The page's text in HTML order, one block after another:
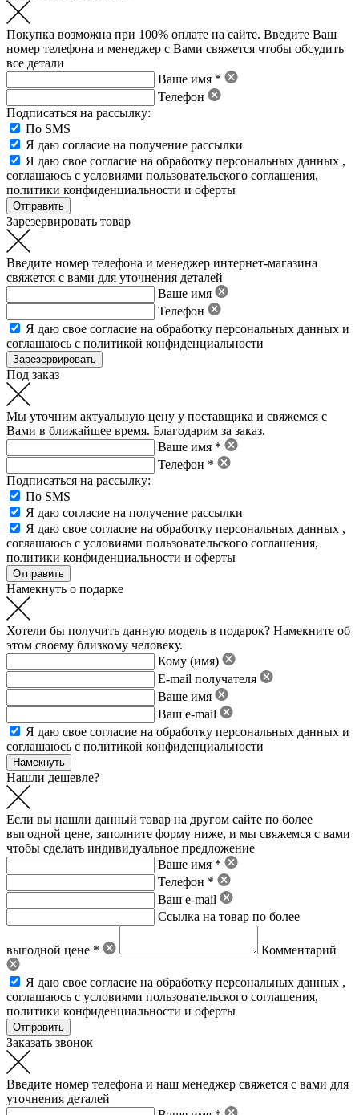
Покупка возможна при 100% оплате на сайте. Введите Ваш
номер телефона и менеджер с Вами свяжется чтобы обсудить
все детали
Ваше имя *
Телефон
Подписаться на рассылку:
По SMS
Я даю согласие на получение рассылки
Я даю свое согласие на обработку персональных данных ,
соглашаюсь с условиями пользовательского соглашения,
политики конфиденциальности и оферты
Зарезервировать товар
Введите номер телефона и менеджер интернет-магазина
свяжется с вами для уточнения деталей
Ваше имя
Телефон
Я даю свое согласие на обработку персональных данных и
соглашаюсь с политикой конфиденциальности
Под заказ
Мы уточним актуальную цену у поставщика и свяжемся с
Вами в ближайшее время. Благодарим за заказ.
Ваше имя *
Телефон *
Подписаться на рассылку:
По SMS
Я даю согласие на получение рассылки
Я даю свое согласие на обработку персональных данных ,
соглашаюсь с условиями пользовательского соглашения,
политики конфиденциальности и оферты
Намекнуть о подарке
Хотели бы получить данную модель в подарок? Намекните об
этом своему близкому человеку.
Кому (имя)
E-mail получателя
Ваше имя
Ваш e-mail
Я даю свое согласие на обработку персональных данных и
соглашаюсь с политикой конфиденциальности
Нашли дешевле?
Если вы нашли данный товар на другом сайте по более
выгодной цене, заполните форму ниже, и мы свяжемся с вами
чтобы сделать индивидуальное предложение
Ваше имя *
Телефон *
Ваш e-mail
Ссылка на товар по более
выгодной цене * Комментарий
Я даю свое согласие на обработку персональных данных ,
соглашаюсь с условиями пользовательского соглашения,
политики конфиденциальности и оферты
Заказать звонок
Введите номер телефона и наш менеджер свяжется с вами для
уточнения деталей